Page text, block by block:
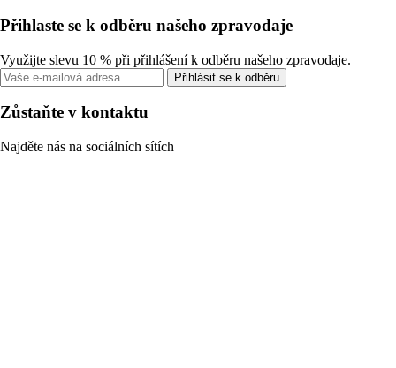
Přihlaste se k odběru našeho zpravodaje
Využijte slevu 10 % při přihlášení k odběru našeho zpravodaje.
Přihlásit se k odběru
Zůstaňte v kontaktu
Najděte nás na sociálních sítích